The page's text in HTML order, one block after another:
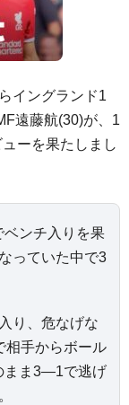
イングランド1
遠藤航(30)が、1
ーを果たしまし
ンチ入りを果
っていた中で3
り、危なげな
相手からボール
まま3―1で逃げ